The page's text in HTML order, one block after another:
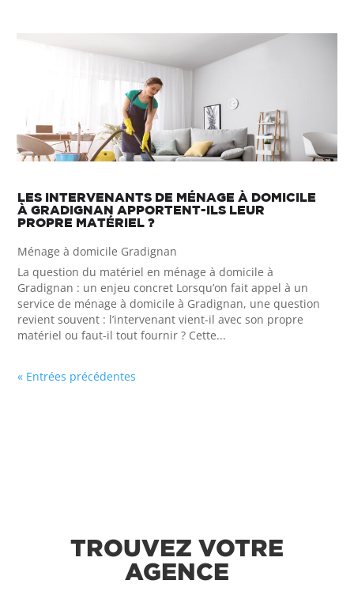
LES INTERVENANTS DE MÉNAGE À DOMICILE
À GRADIGNAN APPORTENT-ILS LEUR
PROPRE MATÉRIEL ?
Ménage à domicile Gradignan
La question du matériel en ménage à domicile à
Gradignan : un enjeu concret Lorsqu’on fait appel à un
service de ménage à domicile à Gradignan, une question
revient souvent : l’intervenant vient-il avec son propre
matériel ou faut-il tout fournir ? Cette...
« Entrées précédentes
TROUVEZ VOTRE
AGENCE